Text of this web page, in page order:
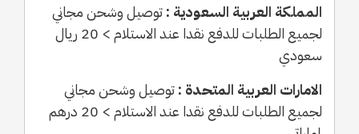
المملكة العربية السعودية :توصيل وشحن مجاني
لجميع الطلبات للدفع نقدا عند الاستلام > 20 ريال
سعودي
الامارات العربية المتحدة :توصيل وشحن مجاني
لجميع الطلبات للدفع نقدا عند الاستلام > 20 درهم